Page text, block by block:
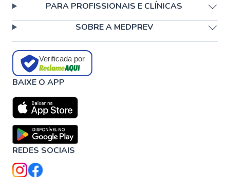
PARA PROFISSIONAIS E CLÍNICAS
SOBRE A MEDPREV
Verificada por
BAIXE O APP
REDES SOCIAIS